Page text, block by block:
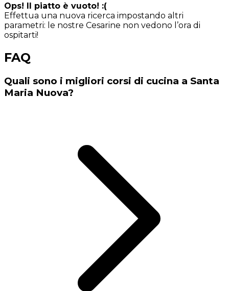
Ops! Il piatto è vuoto! :(
Effettua una nuova ricerca impostando altri
parametri: le nostre Cesarine non vedono l’ora di
ospitarti!
FAQ
Quali sono i migliori corsi di cucina a Santa
Maria Nuova?